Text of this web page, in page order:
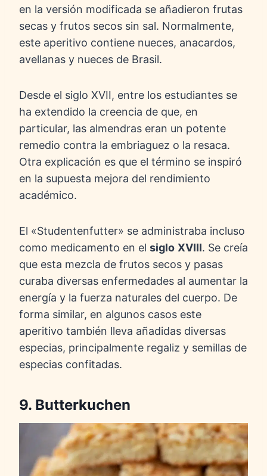
en la versión modificada se añadieron frutas
secas y frutos secos sin sal. Normalmente,
este aperitivo contiene nueces, anacardos,
avellanas y nueces de Brasil.
Desde el siglo XVII, entre los estudiantes se
ha extendido la creencia de que, en
particular, las almendras eran un potente
remedio contra la embriaguez o la resaca.
Otra explicación es que el término se inspiró
en la supuesta mejora del rendimiento
académico.
El «Studentenfutter» se administraba incluso
como medicamento en el siglo XVIII. Se creía
que esta mezcla de frutos secos y pasas
curaba diversas enfermedades al aumentar la
energía y la fuerza naturales del cuerpo. De
forma similar, en algunos casos este
aperitivo también lleva añadidas diversas
especias, principalmente regaliz y semillas de
especias confitadas.
9. Butterkuchen